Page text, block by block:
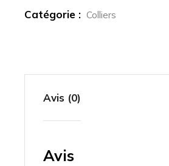
Catégorie : Colliers
Avis (0)
Avis